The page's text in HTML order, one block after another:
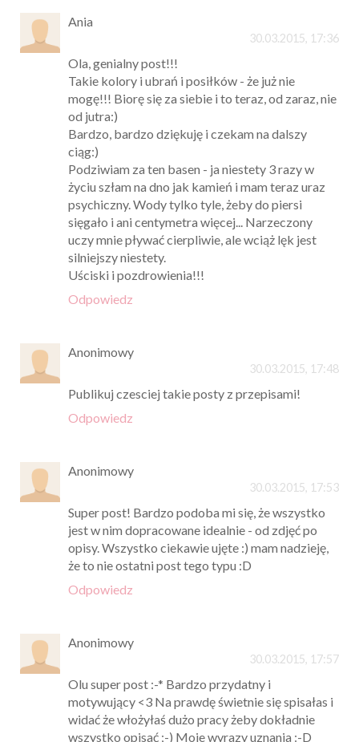
Ania
30.03.2015, 17:36
Ola, genialny post!!!
Takie kolory i ubrań i posiłków - że już nie
mogę!!! Biorę się za siebie i to teraz, od zaraz, nie
od jutra:)
Bardzo, bardzo dziękuję i czekam na dalszy
ciąg:)
Podziwiam za ten basen - ja niestety 3 razy w
życiu szłam na dno jak kamień i mam teraz uraz
psychiczny. Wody tylko tyle, żeby do piersi
sięgało i ani centymetra więcej... Narzeczony
uczy mnie pływać cierpliwie, ale wciąż lęk jest
silniejszy niestety.
Uściski i pozdrowienia!!!
Odpowiedz
Anonimowy
30.03.2015, 17:48
Publikuj czesciej takie posty z przepisami!
Odpowiedz
Anonimowy
30.03.2015, 17:53
Super post! Bardzo podoba mi się, że wszystko
jest w nim dopracowane idealnie - od zdjęć po
opisy. Wszystko ciekawie ujęte :) mam nadzieję,
że to nie ostatni post tego typu :D
Odpowiedz
Anonimowy
30.03.2015, 17:57
Olu super post :-* Bardzo przydatny i
motywujący <3 Na prawdę świetnie się spisałas i
widać że włożyłaś dużo pracy żeby dokładnie
wszystko opisać ;-) Moje wyrazy uznania :-D